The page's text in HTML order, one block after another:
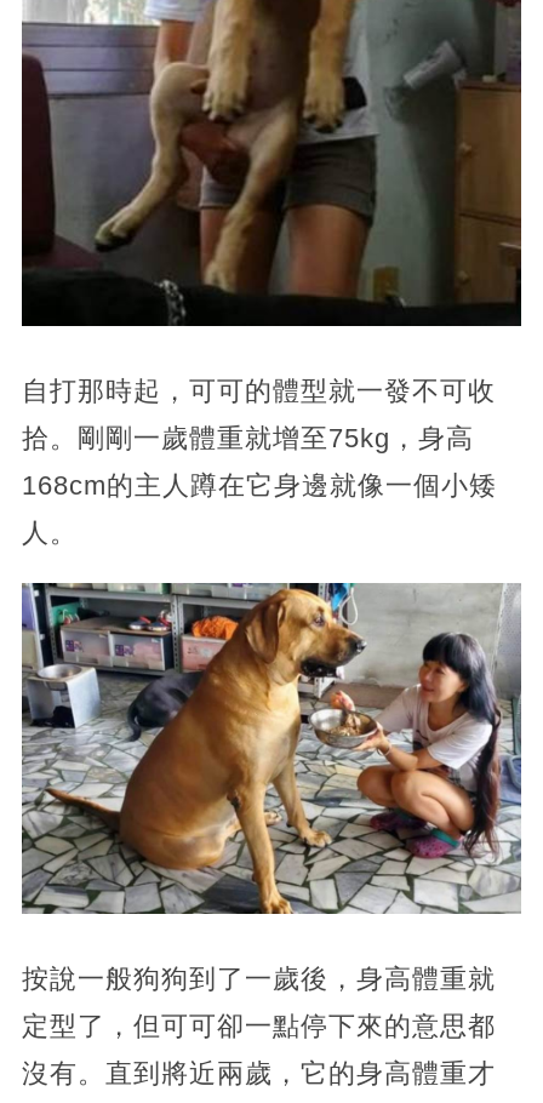
自打那時起，可可的體型就一發不可收
拾。剛剛一歲體重就增至75kg，身高
168cm的主人蹲在它身邊就像一個小矮
人。
按說一般狗狗到了一歲後，身高體重就
定型了，但可可卻一點停下來的意思都
沒有。直到將近兩歲，它的身高體重才